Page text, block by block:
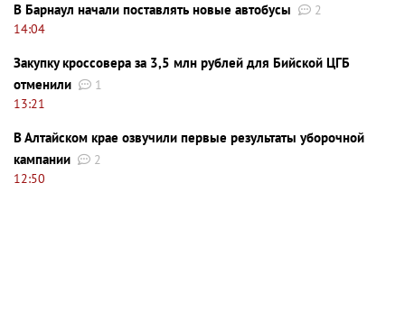
В Барнаул начали поставлять новые автобусы
2
14:04
Закупку кроссовера за 3,5 млн рублей для Бийской ЦГБ
отменили
1
13:21
В Алтайском крае озвучили первые результаты уборочной
кампании
2
12:50